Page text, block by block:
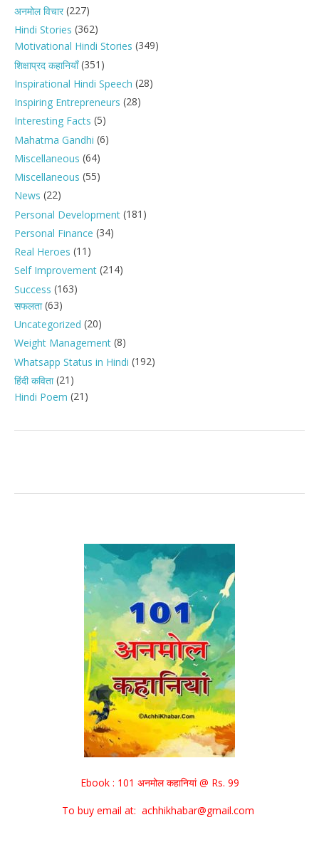
अनमोल विचार(227)
Hindi Stories (362)
Motivational Hindi Stories (349)
शिक्षाप्रद कहानियाँ(351)
Inspirational Hindi Speech (28)
Inspiring Entrepreneurs (28)
Interesting Facts (5)
Mahatma Gandhi (6)
Miscellaneous (64)
Miscellaneous (55)
News (22)
Personal Development (181)
Personal Finance (34)
Real Heroes (11)
Self Improvement (214)
Success (163)
सफलता(63)
Uncategorized (20)
Weight Management (8)
Whatsapp Status in Hindi (192)
हिंदी कविता(21)
Hindi Poem (21)
Ebook : 101 अनमोल कहानियां @ Rs. 99
To buy email at: achhikhabar@gmail.com